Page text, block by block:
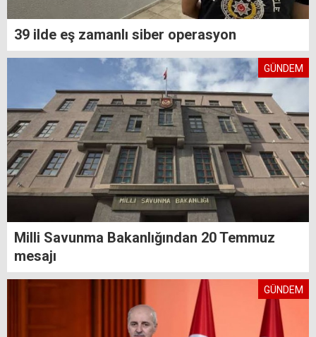
39 ilde eş zamanlı siber operasyon
GÜNDEM
Milli Savunma Bakanlığından 20 Temmuz
mesajı
GÜNDEM